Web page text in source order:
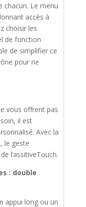
chacun. Le menu
accès à
choisir les
de fonction
de simplifier ce
pour ne
vous offrent pas
il est
Avec la
le geste
l’assitiveTouch.
: double
appui long ou un